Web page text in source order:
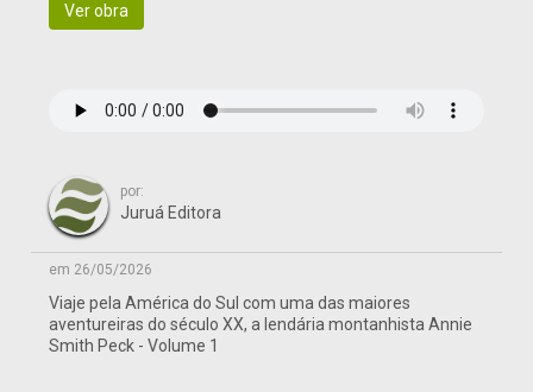
Ver obra
por:
Juruá Editora
em 26/05/2026
Viaje pela América do Sul com uma das maiores
aventureiras do século XX, a lendária montanhista Annie
Smith Peck - Volume 1